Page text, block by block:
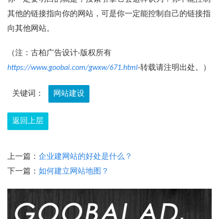
其他的链接指向你的网站，可是你一定能控制自己的链接指
向其他网站。
（注：古柏广告设计-版权所有
https://www.goobai.com/gwxw/671.html-转载请注明出处。）
关键词： 网站建设
返回上层
上一篇： 企业建网站的好处是什么？
下一篇： 如何建立网站地图？